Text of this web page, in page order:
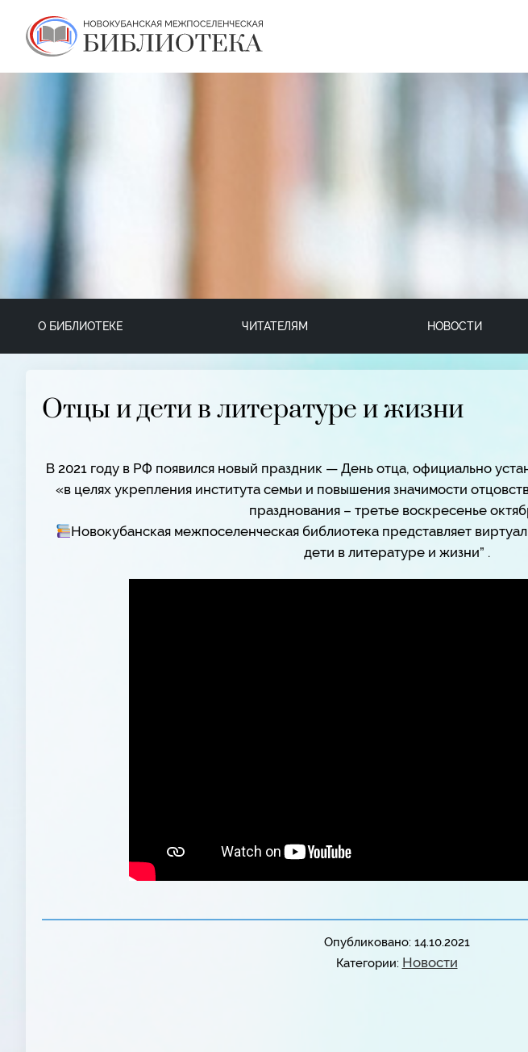
О БИБЛИОТЕКЕ ЧИТАТЕЛЯМ НОВОСТИ
Отцы и дети в литературе и жизни
В 2021 году в РФ появился новый праздник — День отца, официально
«в целях укрепления института семьи и повышения значимости
празднования – третье воскресенье
Новокубанская межпоселенческая библиотека представляет
дети в литературе и жизни” .
Опубликовано: 14.10.2021
Категории: Новости